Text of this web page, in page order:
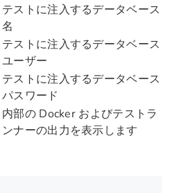
テストに注入するデータベース
名
テストに注入するデータベース
ユーザー
テストに注入するデータベース
パスワード
内部の Docker およびテストラ
ンナーの出力を表示します